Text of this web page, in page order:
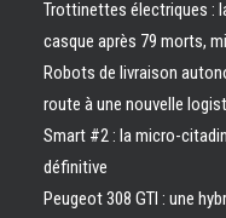
Trottinettes électriques :
casque après 79 morts,
Robots de livraison
route à une nouvelle
Smart #2 : la micro-
définitive
Peugeot 308 GTI : une